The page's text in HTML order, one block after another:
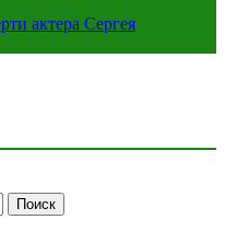
актера Сергея